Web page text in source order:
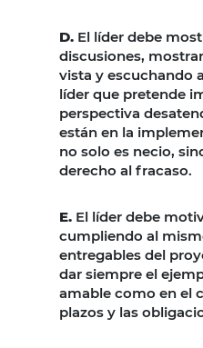
D. El líder debe
discusiones,
vista y escuchando
líder que pretende
perspectiva
están en la
no solo es necio,
derecho al fracaso.
E. El líder debe
cumpliendo al
entregables del
dar siempre el
amable como en el
plazos y las